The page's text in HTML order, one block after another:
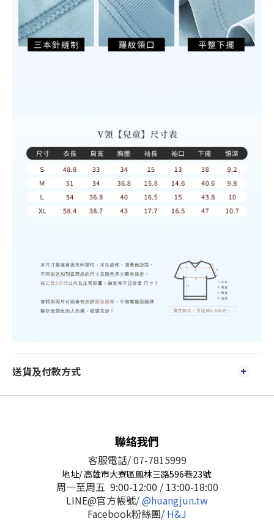
送貨及付款方式
聯絡我們
客服電話/ 07-7815999
地址/ 高雄市大寮區鳳林三路596巷23號
周一至周五 9:00-12:00 / 13:00-18:00
LINE@官方帳號/@huangjun.tw
Facebook粉絲團/ H&J